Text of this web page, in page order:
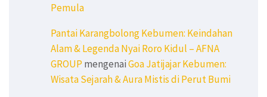
Pemula
Pantai Karangbolong Kebumen: Keindahan
Alam & Legenda Nyai Roro Kidul – AFNA
GROUPmengenaiGoa Jatijajar Kebumen:
Wisata Sejarah & Aura Mistis di Perut Bumi